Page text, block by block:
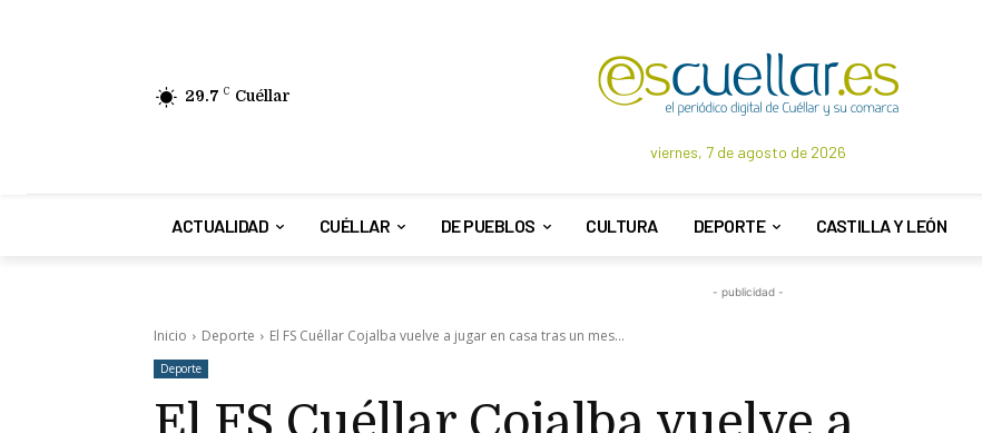
29.7 C Cuéllar
viernes, 7 de agosto de 2026
ACTUALIDAD CUÉLLAR DE PUEBLOS CULTURA DEPORTE CASTILLA Y LEÓN
- publicidad -
Inicio Deporte El FS Cuéllar Cojalba vuelve a jugar en casa tras un mes...
Deporte